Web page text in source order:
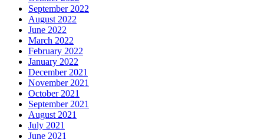
September 2022
August 2022
June 2022
March 2022
February 2022
January 2022
December 2021
November 2021
October 2021
September 2021
August 2021
July 2021
June 2021